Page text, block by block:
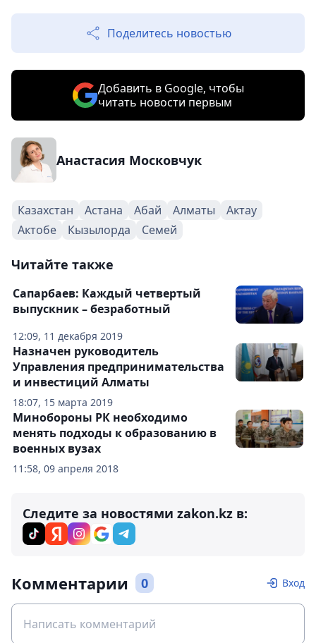
Поделитесь новостью
Добавить в Google, чтобы
читать новости первым
Анастасия Московчук
Казахстан Астана Абай Алматы
Актау
Актобе
Кызылорда Семей
Читайте также
12:09, 11 декабря 2019
Сапарбаев: Каждый четвертый
выпускник – безработный
18:07, 15 марта 2019
Назначен руководитель
Управления предпринимательства
и инвестиций Алматы
11:58, 09 апреля 2018
Минобороны РК необходимо
менять подходы к образованию в
военных вузах
Следите за новостями zakon.kz в:
Комментарии 0 Вход